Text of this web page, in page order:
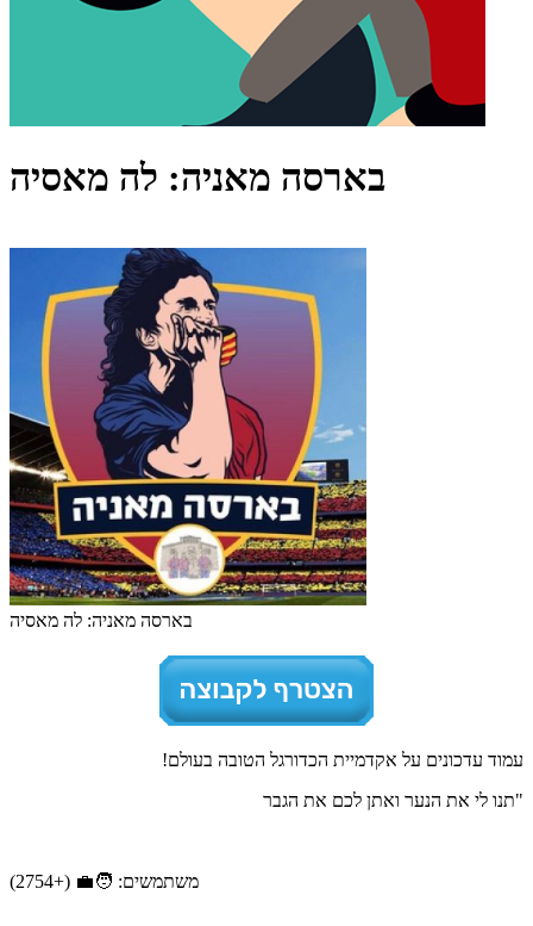
בארסה מאניה: לה מאסיה
בארסה מאניה: לה מאסיה
עמוד עדכונים על אקדמיית הכדורגל הטובה בעולם!
"תנו לי את הנער ואתן לכם את הגבר
משתמשים: 🧑‍💼 (+2754)